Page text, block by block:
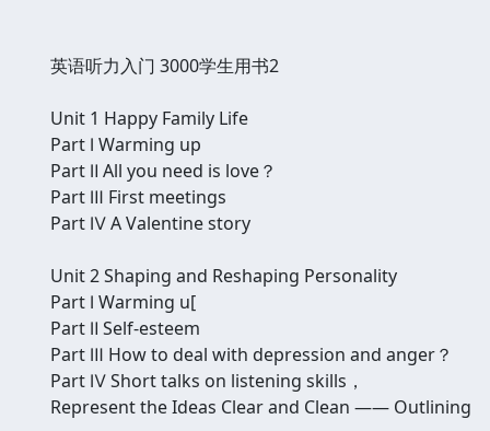
英语听力入门 3000学生用书2
Unit 1 Happy Family Life
Part Ⅰ Warming up
Part Ⅱ All you need is love？
Part Ⅲ First meetings
Part Ⅳ A Valentine story
Unit 2 Shaping and Reshaping Personality
Part Ⅰ Warming u[
Part Ⅱ Self-esteem
Part Ⅲ How to deal with depression and anger？
Part Ⅳ Short talks on listening skills，
Represent the Ideas Clear and Clean —— Outlining